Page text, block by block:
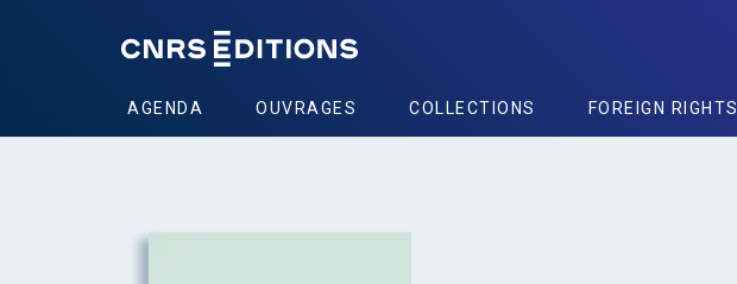
AGENDA OUVRAGES COLLECTIONS FOREIGN RIGHTS